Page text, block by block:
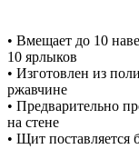
• Вмещает до 10
10 ярлыков
• Изготовлен из
ржавчине
• Предварительно
на стене
• Щит поставляется